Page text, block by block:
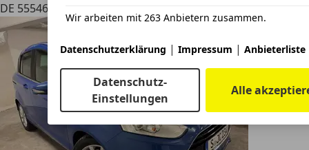
DE 55546
Wir arbeiten mit 263 Anbietern zusammen.
Datenschutzerklärung | Impressum | Anbieterliste
Datenschutz-
Einstellungen
Alle